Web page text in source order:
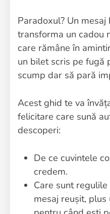
Paradoxul? Un
transforma un cadou
care rămâne în
un bilet scris pe fugă
scump dar să pară
Acest ghid te va
felicitare care sună
descoperi:
De ce cuvintele
credem.
Care sunt
mesaj reușit,